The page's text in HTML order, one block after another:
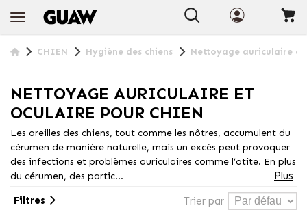
CHIEN Hygiène des chiens Nettoyage auriculaire
NETTOYAGE AURICULAIRE ET
OCULAIRE POUR CHIEN
Les oreilles des chiens, tout comme les nôtres, accumulent du
cérumen de manière naturelle, mais un excès peut provoquer
des infections et problèmes auriculaires comme l’otite. En plus
du cérumen, des partic...
Plus
Trier par
Filtres